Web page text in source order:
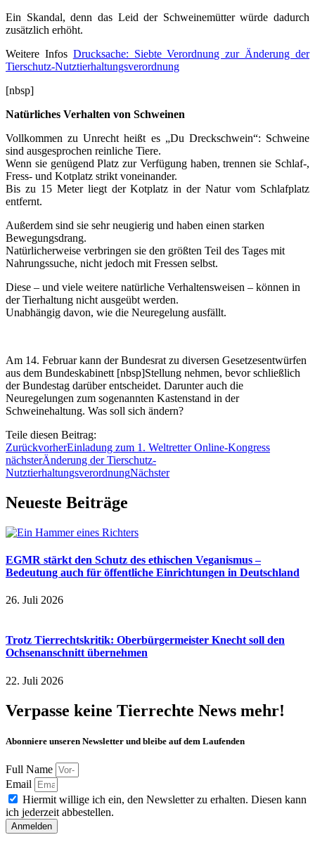
Ein Skandal, denn das Leid der Schweinemütter würde dadurch
zusätzlich erhöht.
Weitere Infos Drucksache: Siebte Verordnung zur Änderung der
Tierschutz-Nutztierhaltungsverordnung
[nbsp]
Natürliches Verhalten von Schweinen
Vollkommen zu Unrecht heißt es „Du Dreckschwein“: Schweine
sind ausgesprochen reinliche Tiere.
Wenn sie genügend Platz zur Verfügung haben, trennen sie Schlaf-,
Fress- und Kotplatz strikt voneinander.
Bis zu 15 Meter liegt der Kotplatz in der Natur vom Schlafplatz
entfernt.
Außerdem sind sie sehr neugierig und haben einen starken
Bewegungsdrang.
Natürlicherweise verbringen sie den größten Teil des Tages mit
Nahrungssuche, nicht jedoch mit Fressen selbst.
Diese – und viele weitere natürliche Verhaltensweisen – können in
der Tierhaltung nicht ausgeübt werden.
Unabhängig davon, wie die Neuregelung ausfällt.
Am 14. Februar kann der Bundesrat zu diversen Gesetzesentwürfen
aus dem Bundeskabinett [nbsp]Stellung nehmen, bevor schließlich
der Bundestag darüber entscheidet. Darunter auch die
Neuregelungen zum sogenannten Kastenstand in der
Schweinehaltung. Was soll sich ändern?
Teile diesen Beitrag:
ZurückvorherEinladung zum 1. Weltretter Online-Kongress
nächsterÄnderung der Tierschutz-
NutztierhaltungsverordnungNächster
Neueste Beiträge
EGMR stärkt den Schutz des ethischen Veganismus –
Bedeutung auch für öffentliche Einrichtungen in Deutschland
26. Juli 2026
Trotz Tierrechtskritik: Oberbürgermeister Knecht soll den
Ochsenanschnitt übernehmen
22. Juli 2026
Verpasse keine Tierrechte News mehr!
Abonniere unseren Newsletter und bleibe auf dem Laufenden
Full Name
Email
Hiermit willige ich ein, den Newsletter zu erhalten. Diesen kann
ich jederzeit abbestellen.
Anmelden